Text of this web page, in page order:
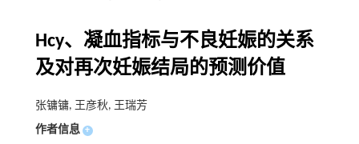
Hcy、凝血指标与不良妊娠的关系
及对再次妊娠结局的预测价值
张镛镛, 王彦秋, 王瑞芳
作者信息 +